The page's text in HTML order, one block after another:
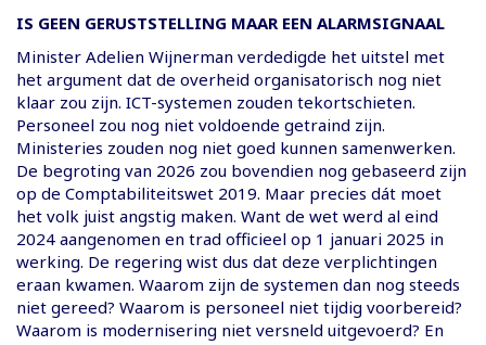
IS GEEN GERUSTSTELLING MAAR EEN ALARMSIGNAAL
Minister Adelien Wijnerman verdedigde het uitstel met
het argument dat de overheid organisatorisch nog niet
klaar zou zijn. ICT-systemen zouden tekortschieten.
Personeel zou nog niet voldoende getraind zijn.
Ministeries zouden nog niet goed kunnen samenwerken.
De begroting van 2026 zou bovendien nog gebaseerd zijn
op de Comptabiliteitswet 2019. Maar precies dát moet
het volk juist angstig maken. Want de wet werd al eind
2024 aangenomen en trad officieel op 1 januari 2025 in
werking. De regering wist dus dat deze verplichtingen
eraan kwamen. Waarom zijn de systemen dan nog steeds
niet gereed? Waarom is personeel niet tijdig voorbereid?
Waarom is modernisering niet versneld uitgevoerd? En